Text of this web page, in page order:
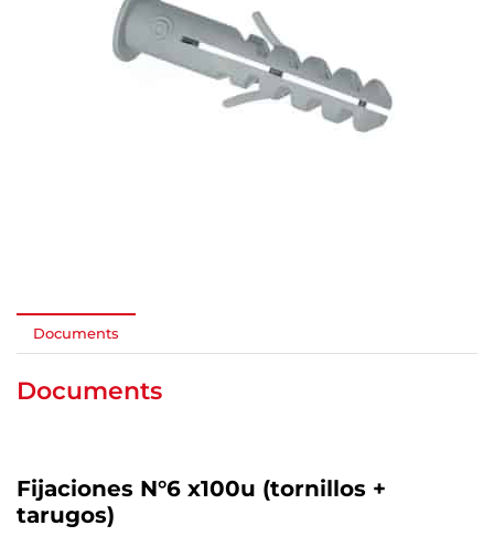
Documents
Documents
Fijaciones N°6 x100u (tornillos +
tarugos)